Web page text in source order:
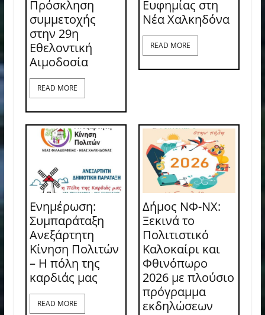
Πρόσκληση
συμμετοχής
στην 29η
Εθελοντική
Αιμοδοσία
READ MORE
Ευφημίας στη
Νέα Χαλκηδόνα
READ MORE
Ενημέρωση:
Συμπαράταξη
Ανεξάρτητη
Κίνηση Πολιτών
– Η πόλη της
καρδιάς μας
READ MORE
Δήμος ΝΦ-ΝΧ:
Ξεκινά το
Πολιτιστικό
Καλοκαίρι και
Φθινόπωρο
2026 με πλούσιο
πρόγραμμα
εκδηλώσεων